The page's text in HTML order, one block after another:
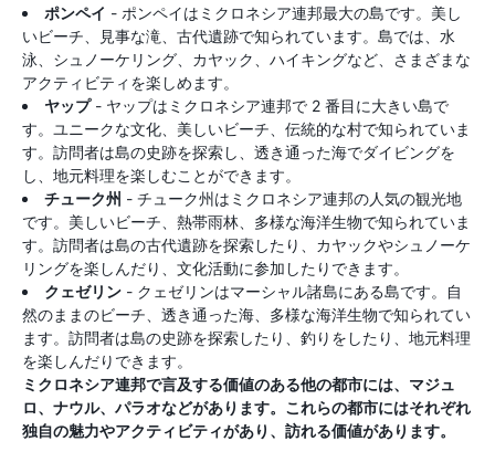
ポンペイ - ポンペイはミクロネシア連邦最大の島です。美し
いビーチ、見事な滝、古代遺跡で知られています。島では、水
泳、シュノーケリング、カヤック、ハイキングなど、さまざまな
アクティビティを楽しめます。
ヤップ- ヤップはミクロネシア連邦で 2 番目に大きい島で
す。ユニークな文化、美しいビーチ、伝統的な村で知られていま
す。訪問者は島の史跡を探索し、透き通った海でダイビングを
し、地元料理を楽しむことができます。
チューク州 - チューク州はミクロネシア連邦の人気の観光地
です。美しいビーチ、熱帯雨林、多様な海洋生物で知られていま
す。訪問者は島の古代遺跡を探索したり、カヤックやシュノーケ
リングを楽​​しんだり、文化活動に参加したりできます。
クェゼリン - クェゼリンはマーシャル諸島にある島です。自
然のままのビーチ、透き通った海、多様な海洋生物で知られてい
ます。訪問者は島の史跡を探索したり、釣りをしたり、地元料理
を楽しんだりできます。
ミクロネシア連邦で言及する価値のある他の都市には、マジュ
ロ、ナウル、パラオなどがあります。これらの都市にはそれぞれ
独自の魅力やアクティビティがあり、訪れる価値があります。